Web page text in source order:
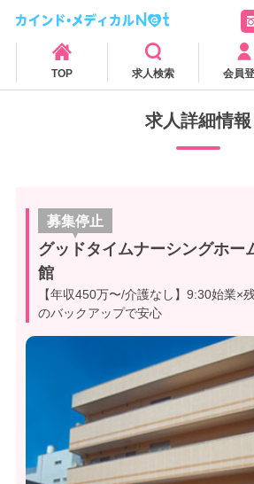
TOP 求人検索 会員
求人詳細情報
募集停止
グッドタイムナーシングホー
館
【年収450万〜/介護なし】9:30始業×
のバックアップで安心